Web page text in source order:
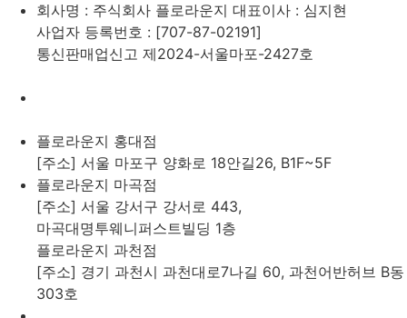
회사명 : 주식회사 플로라운지 대표이사 : 심지현
사업자 등록번호 : [707-87-02191]
통신판매업신고 제2024-서울마포-2427호
플로라운지 홍대점
[주소] 서울 마포구 양화로 18안길26, B1F~5F
플로라운지 마곡점
[주소] 서울 강서구 강서로 443,
마곡대명투웨니퍼스트빌딩 1층
플로라운지 과천점
[주소] 경기 과천시 과천대로7나길 60, 과천어반허브 B동
303호